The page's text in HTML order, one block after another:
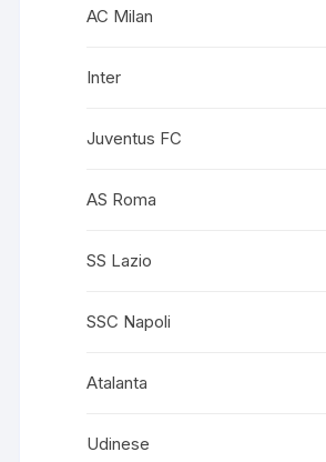
AC Milan
Inter
Juventus FC
AS Roma
SS Lazio
SSC Napoli
Atalanta
Udinese